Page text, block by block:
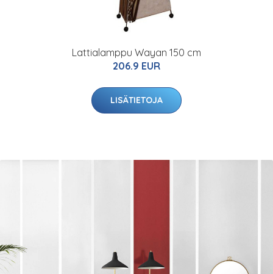
Lattialamppu Wayan 150 cm
206.9 EUR
LISÄTIETOJA